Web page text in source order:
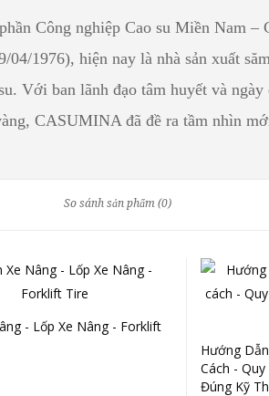
Công nghiệp Cao su Miền Nam
04/1976), hiện nay là nhà sản xuất
Với ban lãnh đạo tâm huyết và
CASUMINA đã đề ra tầm nhìn
So sánh sản phẩm (0)
- Lốp Xe Nâng - Forklift
Hướng
Cách -
Đúng Kỹ